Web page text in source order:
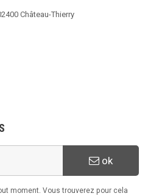
Château-Thierry
ok
moment. Vous trouverez pour cela